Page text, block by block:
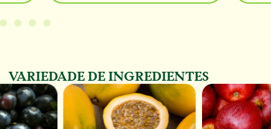
VARIEDADE DE INGREDIENTES